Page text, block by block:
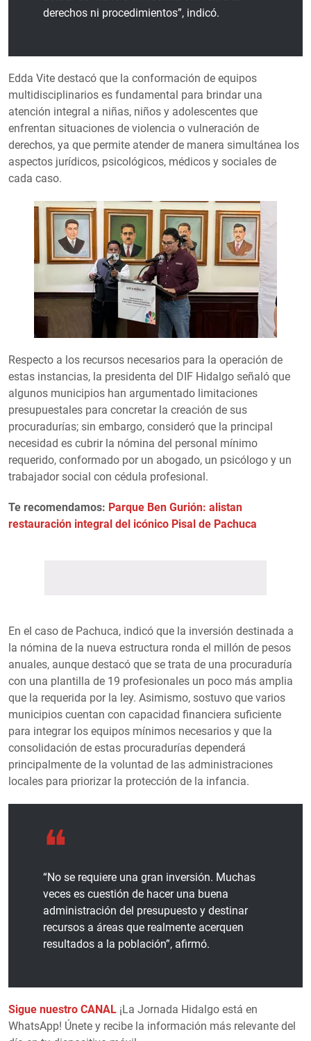
derechos ni procedimientos”, indicó.
Edda Vite destacó que la conformación de equipos
multidisciplinarios es fundamental para brindar una
atención integral a niñas, niños y adolescentes que
enfrentan situaciones de violencia o vulneración de
derechos, ya que permite atender de manera simultánea los
aspectos jurídicos, psicológicos, médicos y sociales de
cada caso.
Respecto a los recursos necesarios para la operación de
estas instancias, la presidenta del DIF Hidalgo señaló que
algunos municipios han argumentado limitaciones
presupuestales para concretar la creación de sus
procuradurías; sin embargo, consideró que la principal
necesidad es cubrir la nómina del personal mínimo
requerido, conformado por un abogado, un psicólogo y un
trabajador social con cédula profesional.
Te recomendamos: Parque Ben Gurión: alistan
restauración integral del icónico Pisal de Pachuca
En el caso de Pachuca, indicó que la inversión destinada a
la nómina de la nueva estructura ronda el millón de pesos
anuales, aunque destacó que se trata de una procuraduría
con una plantilla de 19 profesionales un poco más amplia
que la requerida por la ley. Asimismo, sostuvo que varios
municipios cuentan con capacidad financiera suficiente
para integrar los equipos mínimos necesarios y que la
consolidación de estas procuradurías dependerá
principalmente de la voluntad de las administraciones
locales para priorizar la protección de la infancia.
“No se requiere una gran inversión. Muchas
veces es cuestión de hacer una buena
administración del presupuesto y destinar
recursos a áreas que realmente acerquen
resultados a la población”, afirmó.
Sigue nuestro CANAL ¡La Jornada Hidalgo está en
WhatsApp! Únete y recibe la información más relevante del